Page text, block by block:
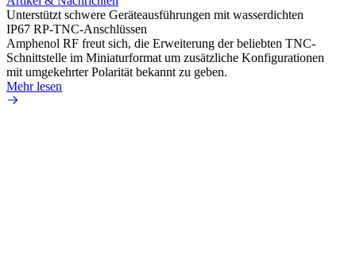
Unterstützt schwere Geräteausführungen mit wasserdichten
IP67 RP-TNC-Anschlüssen
Amphenol RF freut sich, die Erweiterung der beliebten TNC-
Schnittstelle im Miniaturformat um zusätzliche Konfigurationen
mit umgekehrter Polarität bekannt zu geben.
Mehr lesen